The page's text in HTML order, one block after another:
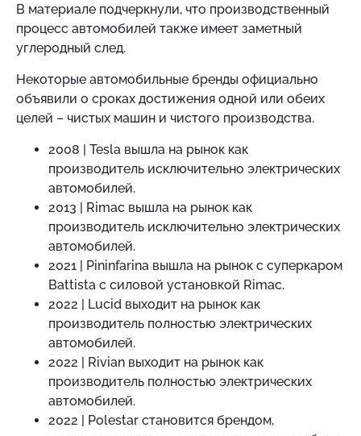
В материале подчеркнули, что производственный
процесс автомобилей также имеет заметный
углеродный след.
Некоторые автомобильные бренды официально
объявили о сроках достижения одной или обеих
целей – чистых машин и чистого производства.
2008 | Tesla вышла на рынок как
производитель исключительно электрических
автомобилей.
2013 | Rimac вышла на рынок как
производитель исключительно электрических
автомобилей.
2021 | Pininfarina вышла на рынок с суперкаром
Battista с силовой установкой Rimac.
2022 | Lucid выходит на рынок как
производитель полностью электрических
автомобилей.
2022 | Rivian выходит на рынок как
производитель полностью электрических
автомобилей.
2022 | Polestar становится брендом,